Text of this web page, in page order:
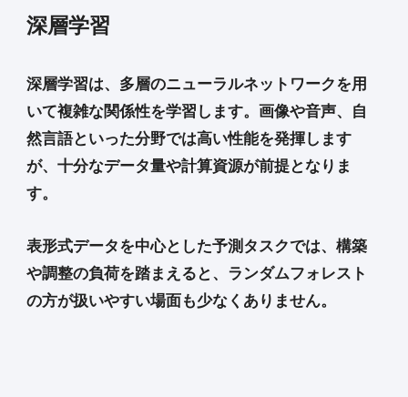
深層学習
深層学習は、多層のニューラルネットワークを用
いて複雑な関係性を学習します。画像や音声、自
然言語といった分野では高い性能を発揮します
が、十分なデータ量や計算資源が前提となりま
す。
表形式データを中心とした予測タスクでは、構築
や調整の負荷を踏まえると、ランダムフォレスト
の方が扱いやすい場面も少なくありません。